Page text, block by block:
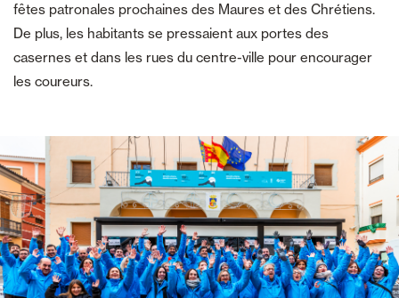
fêtes patronales prochaines des Maures et des Chrétiens.
De plus, les habitants se pressaient aux portes des
casernes et dans les rues du centre-ville pour encourager
les coureurs.